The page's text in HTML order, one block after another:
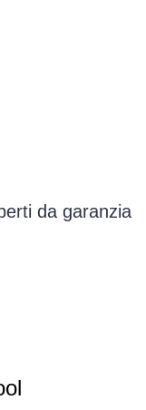
da garanzia